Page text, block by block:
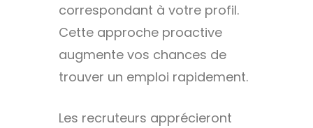
correspondant à votre profil.
Cette approche proactive
augmente vos chances de
trouver un emploi rapidement.
Les recruteurs apprécieront